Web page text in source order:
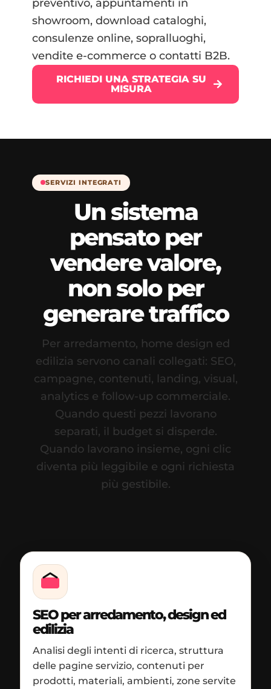
preventivo, appuntamenti in
showroom, download cataloghi,
consulenze online, sopralluoghi,
vendite e-commerce o contatti B2B.
RICHIEDI UNA STRATEGIA SU
MISURA
SERVIZI INTEGRATI
Un sistema
pensato per
vendere valore,
non solo per
generare traffico
Per arredamento, home design ed
edilizia servono canali collegati: SEO,
campagne, contenuti, landing, visual,
analytics e follow-up commerciale.
Quando questi pezzi lavorano
separati, il budget si disperde.
Quando lavorano insieme, ogni clic
diventa più leggibile e ogni richiesta
più gestibile.
SEO per arredamento, design ed
edilizia
Analisi degli intenti di ricerca, struttura
delle pagine servizio, contenuti per
prodotti, materiali, ambienti, zone servite